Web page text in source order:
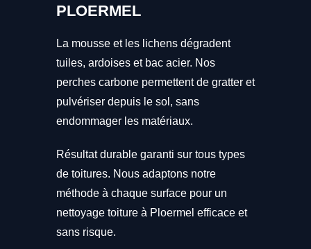
PLOERMEL
La mousse et les lichens dégradent
tuiles, ardoises et bac acier. Nos
perches carbone permettent de gratter et
pulvériser depuis le sol, sans
endommager les matériaux.
Résultat durable garanti sur tous types
de toitures. Nous adaptons notre
méthode à chaque surface pour un
nettoyage toiture à Ploermel efficace et
sans risque.